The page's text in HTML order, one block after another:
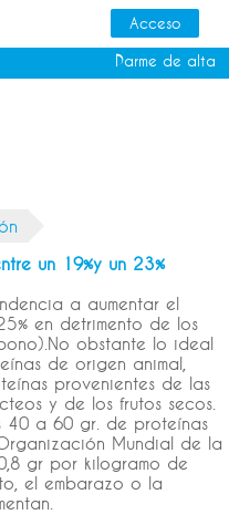
Darme de alta
un 19%y un 23%
a aumentar el
en detrimento de los
obstante lo ideal
de origen animal,
provenientes de las
y de los frutos secos.
40 a 60 gr. de proteínas
Mundial de la
gr por kilogramo de
el embarazo o la